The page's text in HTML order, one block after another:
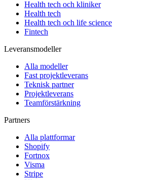
Health tech och kliniker
Health tech
Health tech och life science
Fintech
Leveransmodeller
Alla modeller
Fast projektleverans
Teknisk partner
Projektleverans
Teamförstärkning
Partners
Alla plattformar
Shopify
Fortnox
Visma
Stripe